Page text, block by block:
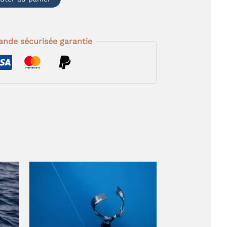
sécurisée garantie